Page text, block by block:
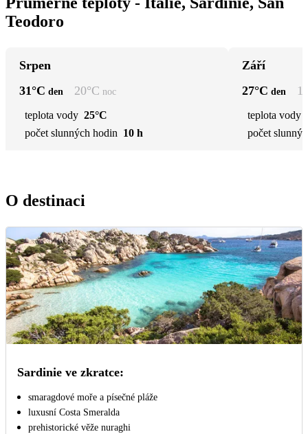
Teodoro
Srpen
31°C den 20°C noc
teplota vody 25°C
počet slunných hodin 10 h
Září
27°C den
teplota vody
počet
O destinaci
Sardinie ve zkratce:
smaragdové moře a písečné pláže
luxusní Costa Smeralda
prehistorické věže nuraghi